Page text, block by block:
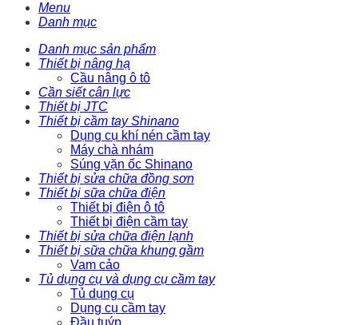
Menu
Danh mục
Danh mục sản phẩm
Thiết bị nâng hạ
Cầu nâng ô tô
Cần siết cân lực
Thiết bị JTC
Thiết bị cầm tay Shinano
Dụng cụ khí nén cầm tay
Máy chà nhám
Súng vặn ốc Shinano
Thiết bị sửa chữa đồng sơn
Thiết bị sữa chữa điện
Thiết bị điện ô tô
Thiết bị điện cầm tay
Thiết bị sửa chữa điện lạnh
Thiết bị sữa chữa khung gầm
Vam cảo
Tủ dụng cụ và dụng cụ cầm tay
Tủ dụng cụ
Dụng cụ cầm tay
Đầu tuýp